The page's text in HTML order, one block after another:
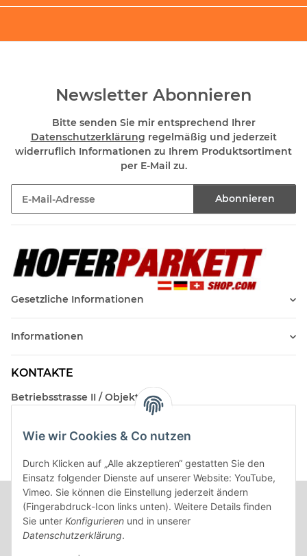
Wie wir Cookies & Co nutzen
Durch Klicken auf „Alle akzeptieren“ gestatten Sie den
Einsatz folgender Dienste auf unserer Website: YouTube,
Vimeo. Sie können die Einstellung jederzeit ändern
(Fingerabdruck-Icon links unten). Weitere Details finden
Sie unter Konfigurieren und in unserer
Datenschutzerklärung.
Newsletter Abonnieren
Bitte senden Sie mir entsprechend Ihrer
Datenschutzerklärung regelmäßig und jederzeit
widerruflich Informationen zu Ihrem Produktsortiment
per E-Mail zu.
Abonnieren
Gesetzliche Informationen
Informationen
KONTAKTE
Betriebsstrasse II / Objekt 17
Kontakt